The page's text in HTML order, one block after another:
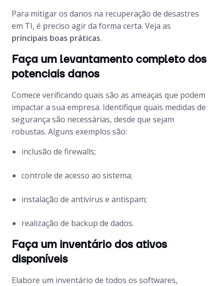
Para mitigar os danos na recuperação de desastres
em TI, é preciso agir da forma certa. Veja as
principais boas práticas.
Faça um levantamento completo dos
potenciais danos
Comece verificando quais são as ameaças que podem
impactar a sua empresa. Identifique quais medidas de
segurança são necessárias, desde que sejam
robustas. Alguns exemplos são:
inclusão de firewalls;
controle de acesso ao sistema;
instalação de antivírus e antispam;
realização de backup de dados.
Faça um inventário dos ativos
disponíveis
Elabore um inventário de todos os softwares,